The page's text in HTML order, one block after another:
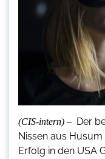
(CIS-intern) – Der
Nissen aus
Erfolg in den USA